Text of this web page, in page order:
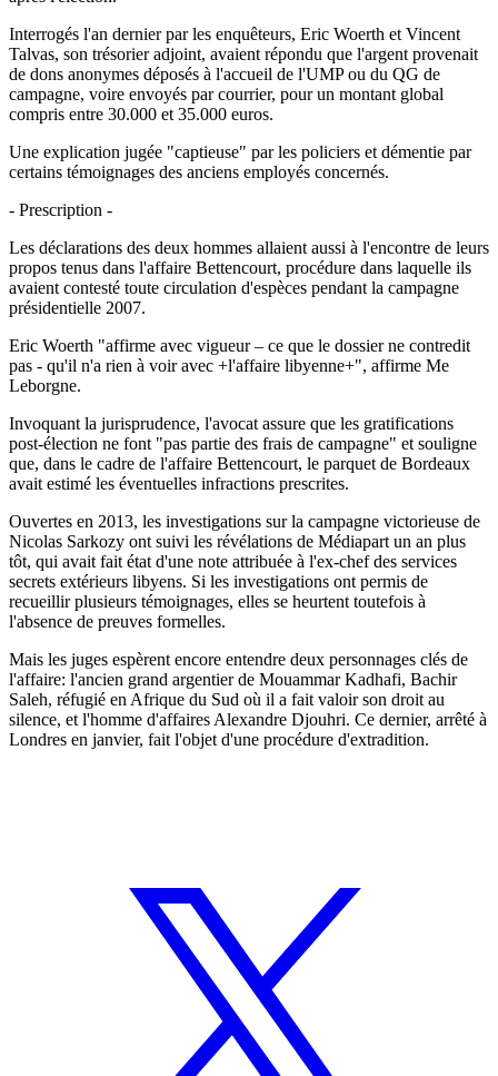
Interrogés l'an dernier par les enquêteurs, Eric Woerth et Vincent
Talvas, son trésorier adjoint, avaient répondu que l'argent provenait
de dons anonymes déposés à l'accueil de l'UMP ou du QG de
campagne, voire envoyés par courrier, pour un montant global
compris entre 30.000 et 35.000 euros.
Une explication jugée "captieuse" par les policiers et démentie par
certains témoignages des anciens employés concernés.
- Prescription -
Les déclarations des deux hommes allaient aussi à l'encontre de leurs
propos tenus dans l'affaire Bettencourt, procédure dans laquelle ils
avaient contesté toute circulation d'espèces pendant la campagne
présidentielle 2007.
Eric Woerth "affirme avec vigueur – ce que le dossier ne contredit
pas - qu'il n'a rien à voir avec +l'affaire libyenne+", affirme Me
Leborgne.
Invoquant la jurisprudence, l'avocat assure que les gratifications
post-élection ne font "pas partie des frais de campagne" et souligne
que, dans le cadre de l'affaire Bettencourt, le parquet de Bordeaux
avait estimé les éventuelles infractions prescrites.
Ouvertes en 2013, les investigations sur la campagne victorieuse de
Nicolas Sarkozy ont suivi les révélations de Médiapart un an plus
tôt, qui avait fait état d'une note attribuée à l'ex-chef des services
secrets extérieurs libyens. Si les investigations ont permis de
recueillir plusieurs témoignages, elles se heurtent toutefois à
l'absence de preuves formelles.
Mais les juges espèrent encore entendre deux personnages clés de
l'affaire: l'ancien grand argentier de Mouammar Kadhafi, Bachir
Saleh, réfugié en Afrique du Sud où il a fait valoir son droit au
silence, et l'homme d'affaires Alexandre Djouhri. Ce dernier, arrêté à
Londres en janvier, fait l'objet d'une procédure d'extradition.